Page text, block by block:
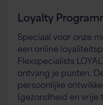
Loyalty
Speciaal voor onze
een online
Flexspecialists
ontvang je punten.
persoonlijke
(gezondheid en vrije